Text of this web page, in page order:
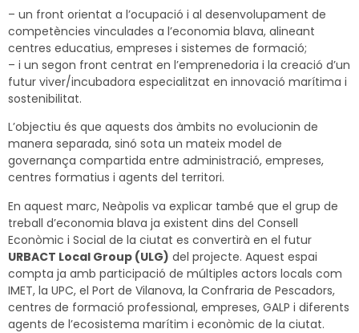
– un front orientat a l’ocupació i al desenvolupament de
competències vinculades a l’economia blava, alineant
centres educatius, empreses i sistemes de formació;
– i un segon front centrat en l’emprenedoria i la creació d’un
futur viver/incubadora especialitzat en innovació marítima i
sostenibilitat.
L’objectiu és que aquests dos àmbits no evolucionin de
manera separada, sinó sota un mateix model de
governança compartida entre administració, empreses,
centres formatius i agents del territori.
En aquest marc, Neàpolis va explicar també que el grup de
treball d’economia blava ja existent dins del Consell
Econòmic i Social de la ciutat es convertirà en el futur
URBACT Local Group (ULG) del projecte. Aquest espai
compta ja amb participació de múltiples actors locals com
IMET, la UPC, el Port de Vilanova, la Confraria de Pescadors,
centres de formació professional, empreses, GALP i diferents
agents de l’ecosistema marítim i econòmic de la ciutat.